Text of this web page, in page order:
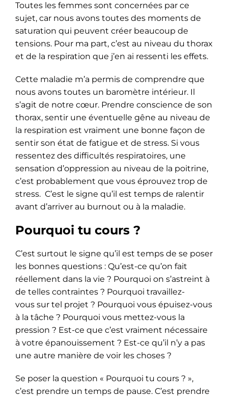
Toutes les femmes sont concernées par ce
sujet, car nous avons toutes des moments de
saturation qui peuvent créer beaucoup de
tensions. Pour ma part, c’est au niveau du thorax
et de la respiration que j’en ai ressenti les effets.
Cette maladie m’a permis de comprendre que
nous avons toutes un baromètre intérieur. Il
s’agit de notre cœur. Prendre conscience de son
thorax, sentir une éventuelle gêne au niveau de
la respiration est vraiment une bonne façon de
sentir son état de fatigue et de stress. Si vous
ressentez des difficultés respiratoires, une
sensation d’oppression au niveau de la poitrine,
c’est probablement que vous éprouvez trop de
stress. C’est le signe qu’il est temps de ralentir
avant d’arriver au burnout ou à la maladie.
Pourquoi tu cours ?
C’est surtout le signe qu’il est temps de se poser
les bonnes questions : Qu’est-ce qu’on fait
réellement dans la vie ? Pourquoi on s’astreint à
de telles contraintes ? Pourquoi travaillez-
vous sur tel projet ? Pourquoi vous épuisez-vous
à la tâche ? Pourquoi vous mettez-vous la
pression ? Est-ce que c’est vraiment nécessaire
à votre épanouissement ? Est-ce qu’il n’y a pas
une autre manière de voir les choses ?
Se poser la question « Pourquoi tu cours ? »,
c’est prendre un temps de pause. C’est prendre